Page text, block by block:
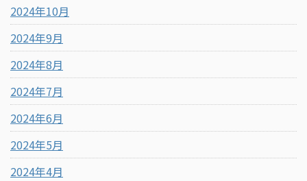
2024年10月
2024年9月
2024年8月
2024年7月
2024年6月
2024年5月
2024年4月